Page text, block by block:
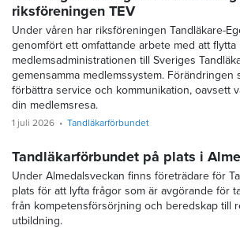
riksföreningen TEV
Under våren har riksföreningen Tandläkare-
genomfört ett omfattande arbete med att flytta
medlemsadministrationen till Sveriges
gemensamma medlemssystem. Förändringen
förbättra service och kommunikation, oavsett
din medlemsresa.
1 juli 2026 Tandläkarförbundet
Tandläkarförbundet på plats i
Under Almedalsveckan finns företrädare för
plats för att lyfta frågor som är avgörande för
från kompetensförsörjning och beredskap till
utbildning.